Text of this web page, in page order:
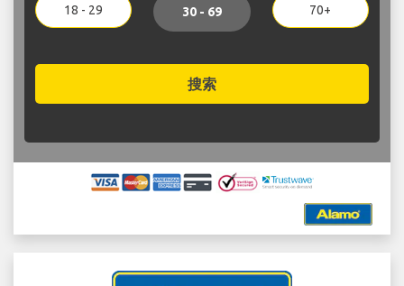
18 - 29 30 - 69 70+
搜索